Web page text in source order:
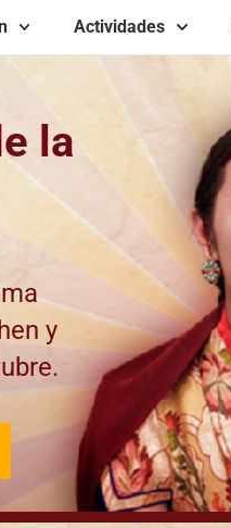
Actividades
la
y